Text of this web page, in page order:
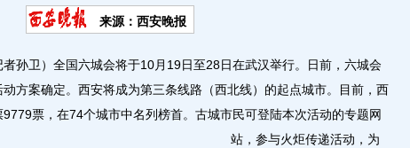
来源：西安晚报
卫）全国六城会将于10月19日至28日在武汉举行。日前，六城会
动方案确定。西安将成为第三条线路（西北线）的起点城市。目前，西
票，在74个城市中名列榜首。 古城市民可登陆本次活动的专题网
站，参与火炬传递活动，为